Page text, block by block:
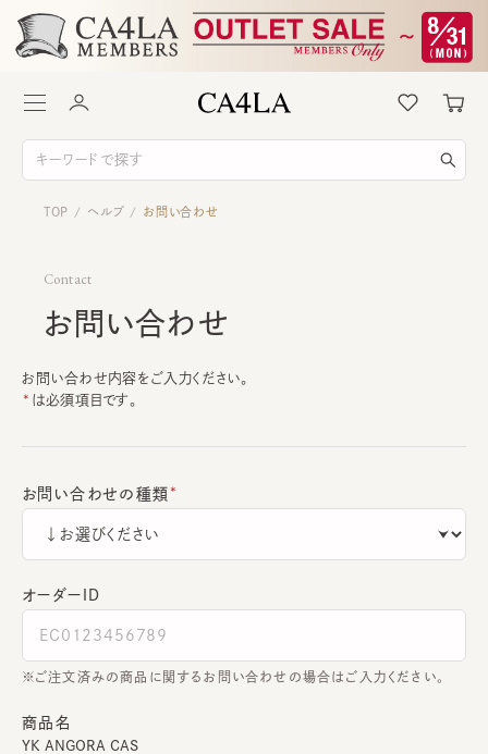
TOP / ヘルプ / お問い合わせ
Contact
お問い合わせ
お問い合わせ内容をご入力ください。
は必須項目です。
お問い合わせの種類
オーダーＩＤ
ご注文済みの商品に関するお問い合わせの場合はご入力ください。
商品名
YK ANGORA CAS